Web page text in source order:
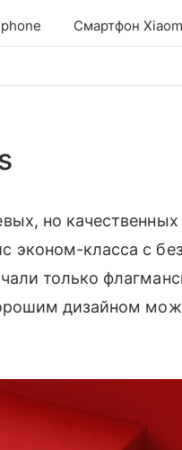
Смартфон
но качественных
эконом-класса с
только
дизайном